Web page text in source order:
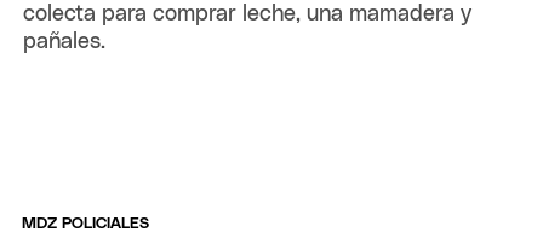
colecta para comprar leche, una mamadera y
pañales.
MDZ POLICIALES